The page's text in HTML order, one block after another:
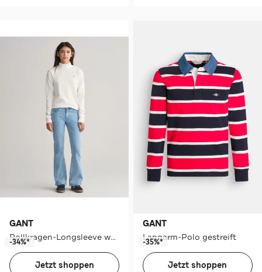
GANT
Rollkragen-Longsleeve weiß
-34%*
Jetzt shoppen
GANT
Langarm-Polo gestreift
-35%*
Jetzt shoppen